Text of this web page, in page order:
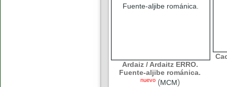
Ardaiz / Ardaitz ERRO.
Fuente-aljibe románica.
nuevo (MCM)